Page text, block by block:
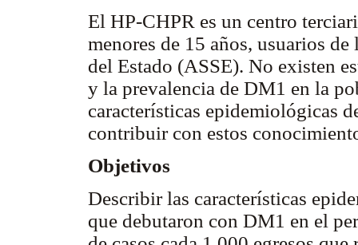
El HP-CHPR es un centro
menores de 15 años, usuarios
del Estado (ASSE). No existen
y la prevalencia de DM1 en la
características epidemiológicas
contribuir con estos
Objetivos
Describir las características
que debutaron con DM1 en el